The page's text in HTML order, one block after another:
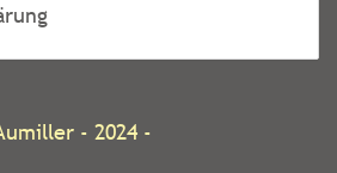
- 2024 -